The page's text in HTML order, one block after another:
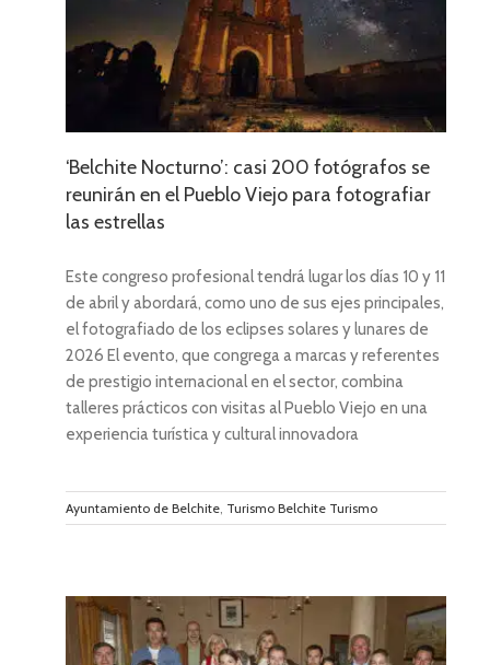
‘Belchite Nocturno’: casi 200 fotógrafos se
reunirán en el Pueblo Viejo para fotografiar
las estrellas
Este congreso profesional tendrá lugar los días 10 y 11
de abril y abordará, como uno de sus ejes principales,
el fotografiado de los eclipses solares y lunares de
2026 El evento, que congrega a marcas y referentes
de prestigio internacional en el sector, combina
talleres prácticos con visitas al Pueblo Viejo en una
experiencia turística y cultural innovadora
Ayuntamiento de Belchite, Turismo Belchite Turismo